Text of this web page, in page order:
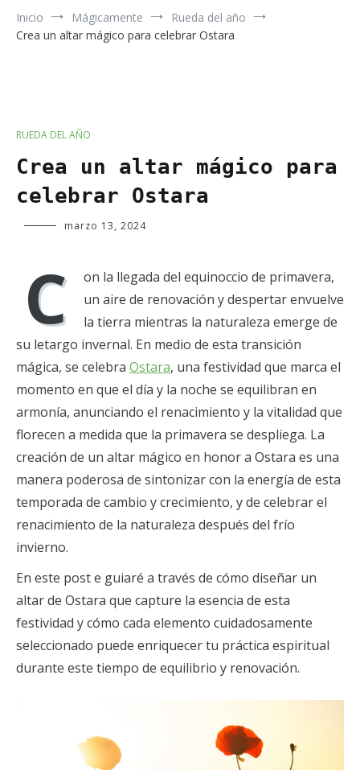
Inicio Mágicamente
Rueda del año
Crea un altar mágico para celebrar Ostara
RUEDA DEL AÑO
Crea un altar mágico para
celebrar Ostara
Verde
marzo 13, 2024
C
on la llegada del equinoccio de primavera,
un aire de renovación y despertar envuelve
la tierra mientras la naturaleza emerge de
su letargo invernal. En medio de esta transición
mágica, se celebra Ostara, una festividad que marca el
momento en que el día y la noche se equilibran en
armonía, anunciando el renacimiento y la vitalidad que
florecen a medida que la primavera se despliega. La
creación de un altar mágico en honor a Ostara es una
manera poderosa de sintonizar con la energía de esta
temporada de cambio y crecimiento, y de celebrar el
renacimiento de la naturaleza después del frío
invierno.
En este post e guiaré a través de cómo diseñar un
altar de Ostara que capture la esencia de esta
festividad y cómo cada elemento cuidadosamente
seleccionado puede enriquecer tu práctica espiritual
durante este tiempo de equilibrio y renovación.